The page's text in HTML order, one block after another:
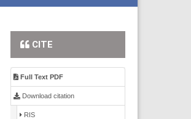
CITE
Full Text PDF
Download citation
RIS